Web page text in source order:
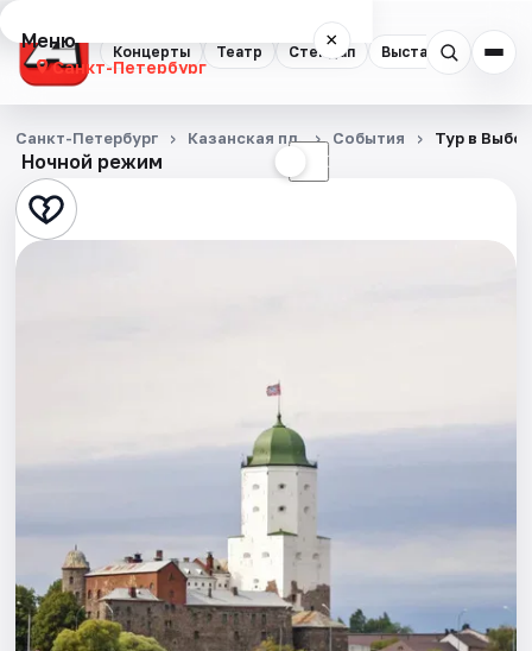
Концерты Театр Стендап Выставки
Меню ×
Санкт-Петербург
Концерты
Театр
Стендап
Города
Ночной режим ☾
Санкт-Петербург Казанская пл. События Тур в